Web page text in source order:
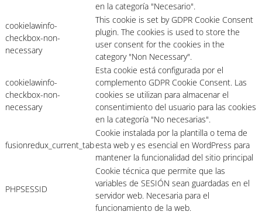
en la categoría "Necesario".
cookielawinfo-
checkbox-non-
necessary
This cookie is set by GDPR Cookie Consent
plugin. The cookies is used to store the
user consent for the cookies in the
category "Non Necessary".
cookielawinfo-
checkbox-non-
necessary
Esta cookie está configurada por el
complemento GDPR Cookie Consent. Las
cookies se utilizan para almacenar el
consentimiento del usuario para las cookies
en la categoría "No necesarias".
fusionredux_current_tab
Cookie instalada por la plantilla o tema de
esta web y es esencial en WordPress para
mantener la funcionalidad del sitio principal
PHPSESSID
Cookie técnica que permite que las
variables de SESIÓN sean guardadas en el
servidor web. Necesaria para el
funcionamiento de la web.